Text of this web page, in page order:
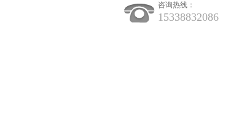
咨询热线：
15338832086